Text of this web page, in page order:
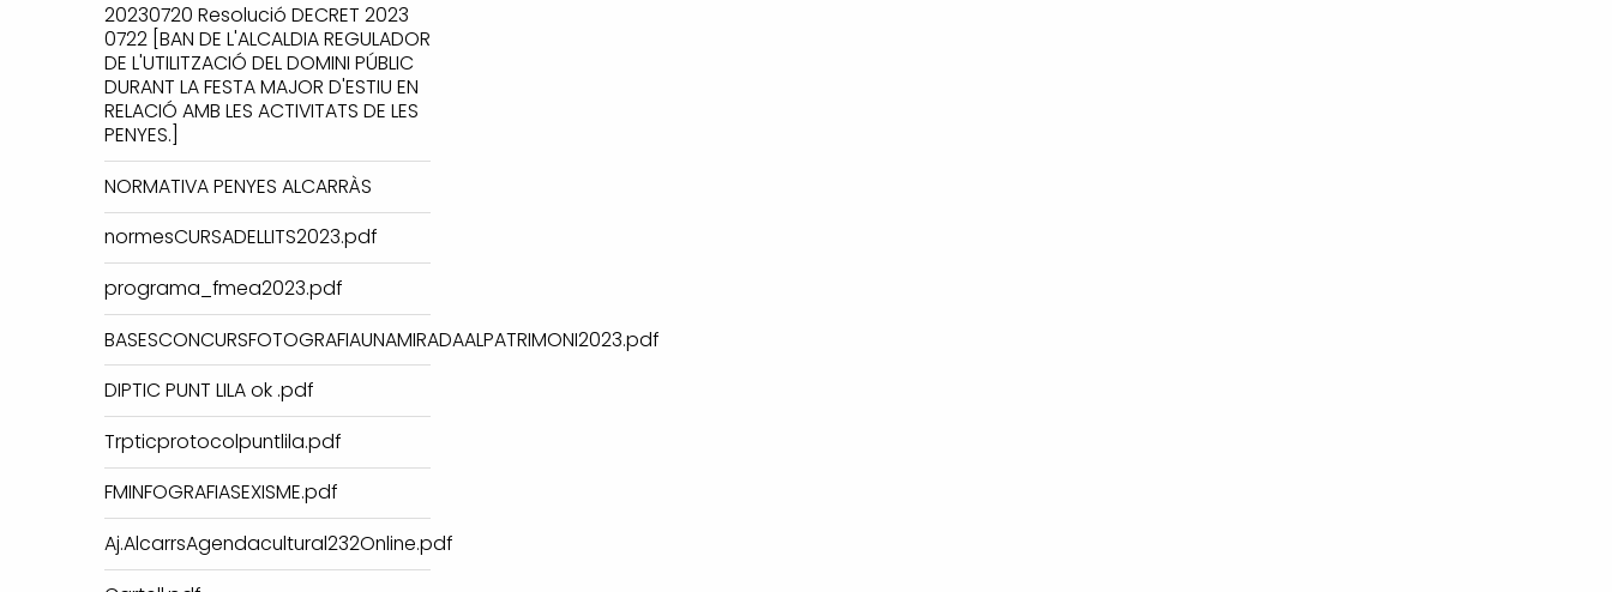
20230720 Resolució DECRET 2023
0722 [BAN DE L'ALCALDIA REGULADOR
DE L'UTILITZACIÓ DEL DOMINI PÚBLIC
DURANT LA FESTA MAJOR D'ESTIU EN
RELACIÓ AMB LES ACTIVITATS DE LES
PENYES.]
NORMATIVA PENYES ALCARRÀS
normesCURSADELLITS2023.pdf
programa_fmea2023.pdf
BASESCONCURSFOTOGRAFIAUNAMIRADAALPATRIMONI2023.pdf
DIPTIC PUNT LILA ok .pdf
Trpticprotocolpuntlila.pdf
FMINFOGRAFIASEXISME.pdf
Aj.AlcarrsAgendacultural232Online.pdf